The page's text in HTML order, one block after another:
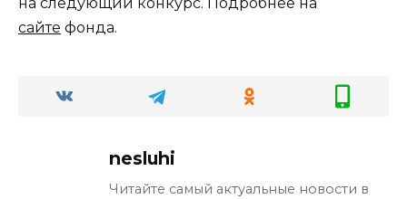
на следующий конкурс. Подробнее на
сайте фонда.
nesluhi
Читайте самый актуальные новости в